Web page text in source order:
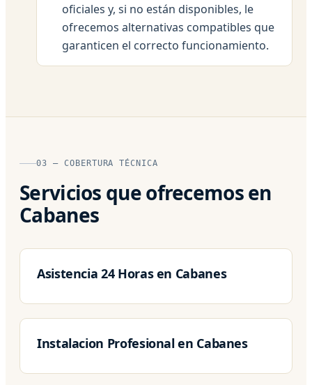
oficiales y, si no están disponibles, le
ofrecemos alternativas compatibles que
garanticen el correcto funcionamiento.
03 — COBERTURA TÉCNICA
Servicios que ofrecemos en
Cabanes
Asistencia 24 Horas en Cabanes
Instalacion Profesional en Cabanes